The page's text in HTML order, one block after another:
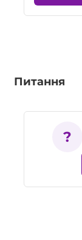
Питання